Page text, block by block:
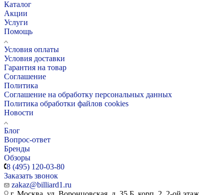
Каталог
Акции
Услуги
Помощь
Условия оплаты
Условия доставки
Гарантия на товар
Соглашение
Политика
Соглашение на обработку персональных данных
Политика обработки файлов cookies
Новости
Блог
Вопрос-ответ
Бренды
Обзоры
8 (495) 120-03-80
Заказать звонок
zakaz@billiard1.ru